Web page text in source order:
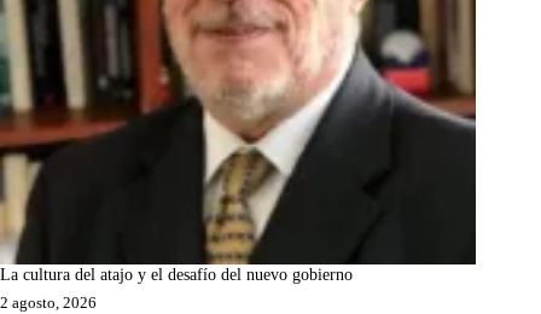
La cultura del atajo y el desafío del nuevo gobierno
2 agosto, 2026